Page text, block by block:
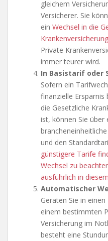
gleichem
Versicherer. Sie
ein Wechsel in die
Krankenversicherung
Private
immer teurer wird.
In Basistarif oder
Sofern ein
finanzielle Ersparnis
die Gesetzliche
ist, können Sie über
und den
günstigere Tarife
Wechsel zu
ausführlich in
Automatischer
Geraten Sie in
einem bestimmten
Versicherung im
besteht eine